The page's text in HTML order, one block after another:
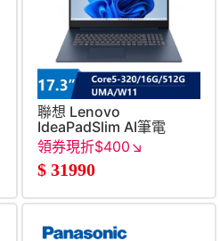
聯想 Lenovo
IdeaPadSlim AI筆電
17.3&#034; (Intel
Core5-
領券現折$400↘
$ 31990